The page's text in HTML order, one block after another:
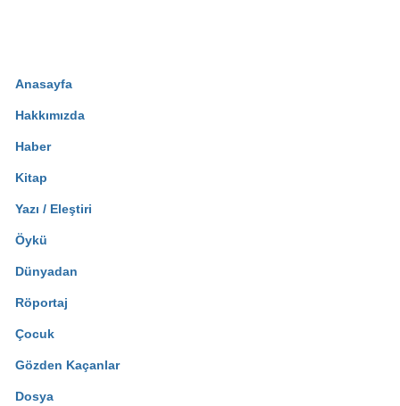
Anasayfa
Hakkımızda
Haber
Kitap
Yazı / Eleştiri
Öykü
Dünyadan
Röportaj
Çocuk
Gözden Kaçanlar
Dosya